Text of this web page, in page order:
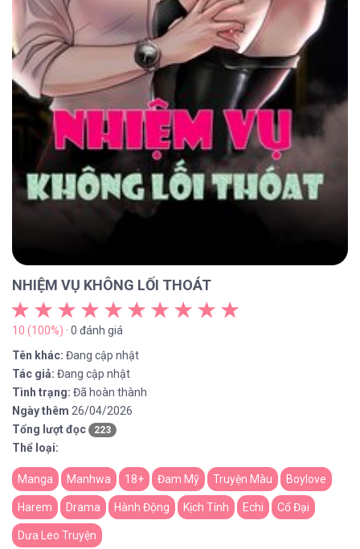
NHIỆM VỤ KHÔNG LỐI THOÁT
10 (100%) · 0 đánh giá
Tên khác: Đang cập nhật
Tác giả: Đang cập nhật
Tình trạng: Đã hoàn thành
Ngày thêm 26/04/2026
Tổng lượt đọc
223
Thể loại:
Manga Manhwa 18+ Đam Mỹ Truyện Màu Boylove
Harem Drama Hành Động Kịch Tính Echi Cổ Đại
Dưa Leo Truyện